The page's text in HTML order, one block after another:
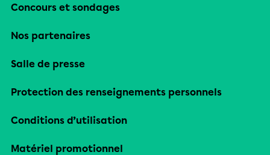
Concours et sondages
Nos partenaires
Salle de presse
Protection des renseignements personnels
Conditions d’utilisation
Matériel promotionnel